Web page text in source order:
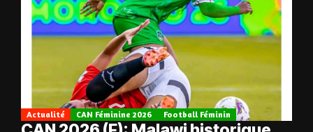
Actualité CAN Féminine 2026 Football Féminin